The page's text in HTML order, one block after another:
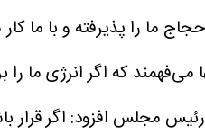
ما را پذیرفته و با ما
می‌فهمند که اگر انرژی ما
مجلس افزود: اگر قرار